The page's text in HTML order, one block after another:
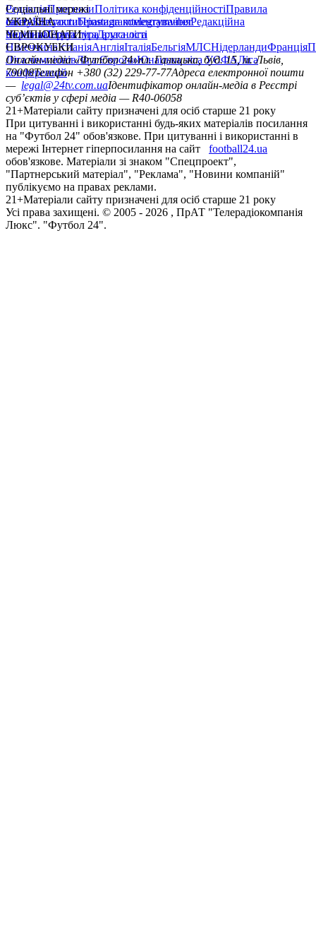
РедакціяПрогнозиПолітика конфіденційностіПравила
сайтуКонтактиПравила коментуванняРедакційна
політикаСтруктура власності
Соціальні мережі
facebookxyoutubeinstagramtelegramviber
УКРАЇНА
УкраїнаПерша лігаДруга ліга
ЧЕМПІОНАТИ
НімеччинаІспаніяАнгліяІталіяБельгіяМЛСНідерландиФранція
ЄВРОКУБКИ
Ліга чемпіонівЛіга ЄвропиЮнацька ліга УЄФАЛіга
конференцій
Онлайн-медіа «Футбол 24»пл. Галицька, буд. 15, м. Львів,
79008Телефон +380 (32) 229-77-77Адреса електронної пошти
— legal@24tv.com.uaІдентифікатор онлайн-медіа в Реєстрі
суб’єктів у сфері медіа — R40-06058
21+Матеріали сайту призначені для осіб старше 21 року
При цитуванні і використанні будь-яких матеріалів посилання
на "Футбол 24" обов'язкове. При цитуванні і використанні в
мережі Інтернет гіперпосилання на сайт
football24.ua
обов'язкове. Матеріали зі знаком "Спецпроект",
"Партнерський матеріал", "Реклама", "Новини компаній"
публікуємо на правах реклами.
21+Матеріали сайту призначені для осіб старше 21 року
Усi права захищенi. © 2005 - 2026 , ПрАТ "Телерадіокомпанія
Люкс". "Футбол 24".